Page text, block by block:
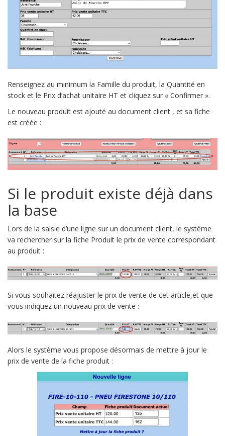
Renseignez au minimum la Famille du produit, la Quantité en
stock et le Prix d’achat unitaire HT et cliquez sur « Confirmer ».
Le nouveau produit est ajouté au document client , et sa fiche
est créée :
Si le produit existe déjà dans
la base
Lors de la saisie d’une ligne sur un document client, le système
va rechercher sur la fiche Produit le prix de vente correspondant
au produit :
Si vous souhaitez réajuster le prix de vente de cet article,et que
vous indiquez un nouveau prix de vente :
Alors le système vous propose désormais de mettre à jour le
prix de vente de la fiche produit :